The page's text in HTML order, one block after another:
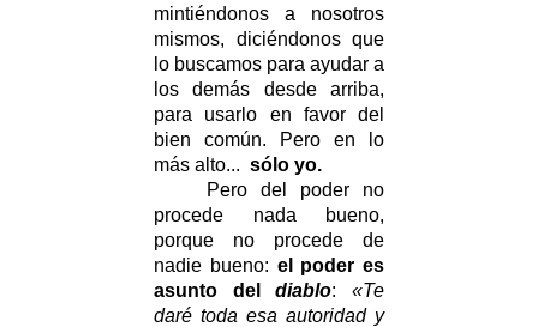
mintiéndonos a nosotros
mismos, diciéndonos que
lo buscamos para ayudar a
los demás desde arriba,
para usarlo en favor del
bien común. Pero en lo
más alto... sólo yo.
Pero del poder no
procede nada bueno,
porque no procede de
nadie bueno: el poder es
asunto deldiablo:«Te
daré toda esa autoridad y